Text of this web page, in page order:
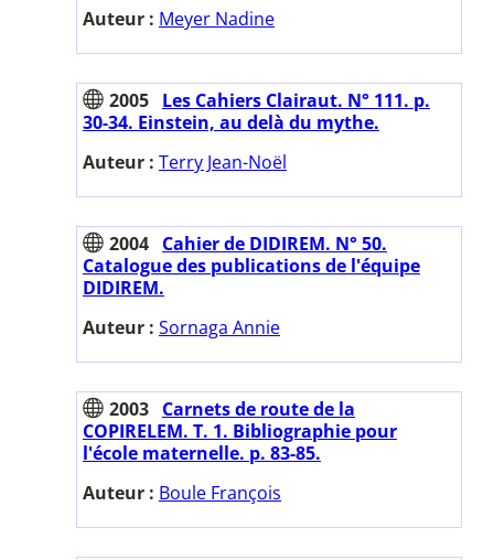
Auteur : Meyer Nadine
2005 Les Cahiers Clairaut. N° 111. p.
30-34. Einstein, au delà du mythe.
Auteur : Terry Jean-Noël
2004 Cahier de DIDIREM. N° 50.
Catalogue des publications de l'équipe
DIDIREM.
Auteur : Sornaga Annie
2003 Carnets de route de la
COPIRELEM. T. 1. Bibliographie pour
l'école maternelle. p. 83-85.
Auteur : Boule François